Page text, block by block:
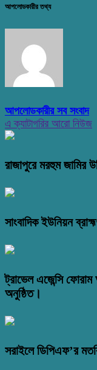
আপলোডকারীর তথ্য
আপলোডকারীর সব সংবাদ
এ ক্যাটাগরির আরো নিউজ
রাজাপুরে মরহুম জামির
সাংবাদিক ইউনিয়ন
ট্রাভেল এজেন্সি
অনুষ্ঠিত।
সরাইলে ডিপিএফ’র